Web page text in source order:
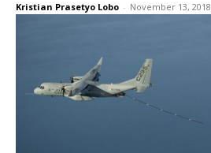
Kristian Prasetyo Lobo - November 13, 2018